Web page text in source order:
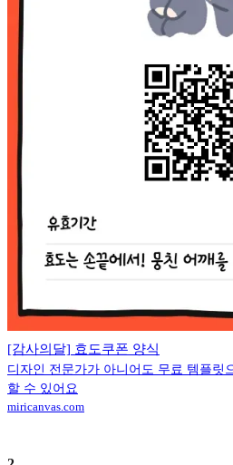
[감사의달] 효도쿠폰 양식
디자인 전문가가 아니어도 무료 템플릿
할 수 있어요
miricanvas.com